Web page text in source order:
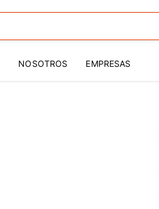
NOSOTROS EMPRESAS